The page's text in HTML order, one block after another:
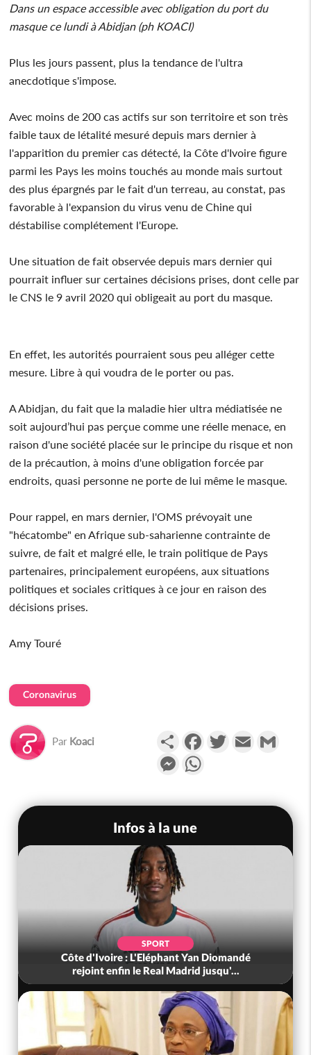
Dans un espace accessible avec obligation du port du
masque ce lundi à Abidjan (ph KOACI)
Plus les jours passent, plus la tendance de l'ultra
anecdotique s'impose.
Avec moins de 200 cas actifs sur son territoire et son très
faible taux de létalité mesuré depuis mars dernier à
l'apparition du premier cas détecté, la Côte d'Ivoire figure
parmi les Pays les moins touchés au monde mais surtout
des plus épargnés par le fait d'un terreau, au constat, pas
favorable à l'expansion du virus venu de Chine qui
déstabilise complétement l'Europe.
Une situation de fait observée depuis mars dernier qui
pourrait influer sur certaines décisions prises, dont celle par
le CNS le 9 avril 2020 qui obligeait au port du masque.
En effet, les autorités pourraient sous peu alléger cette
mesure. Libre à qui voudra de le porter ou pas.
A Abidjan, du fait que la maladie hier ultra médiatisée ne
soit aujourd’hui pas perçue comme une réelle menace, en
raison d'une société placée sur le principe du risque et non
de la précaution, à moins d'une obligation forcée par
endroits, quasi personne ne porte de lui même le masque.
Pour rappel, en mars dernier, l'OMS prévoyait une
"hécatombe" en Afrique sub-saharienne contrainte de
suivre, de fait et malgré elle, le train politique de Pays
partenaires, principalement européens, aux situations
politiques et sociales critiques à ce jour en raison des
décisions prises.
Amy Touré
Coronavirus
Par Koaci PartagerFacebookTwitterEmail
Messenger
Infos à la une
SPORT
Côte d'Ivoire : L'Eléphant Yan Diomandé
rejoint enfin le Real Madrid jusqu'...